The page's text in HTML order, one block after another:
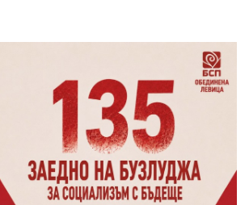
АВТОРИ
РЕДАКЦИЯ